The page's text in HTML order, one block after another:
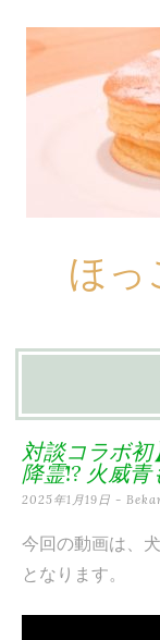
ほっ
ン
テ
ン
ツ
へ
対談コラボ初
降霊!? 火威青
2025年1月19日 -
今回の動画は、
となります。